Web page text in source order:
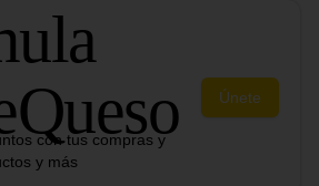
con tus compras y
y más
Únete